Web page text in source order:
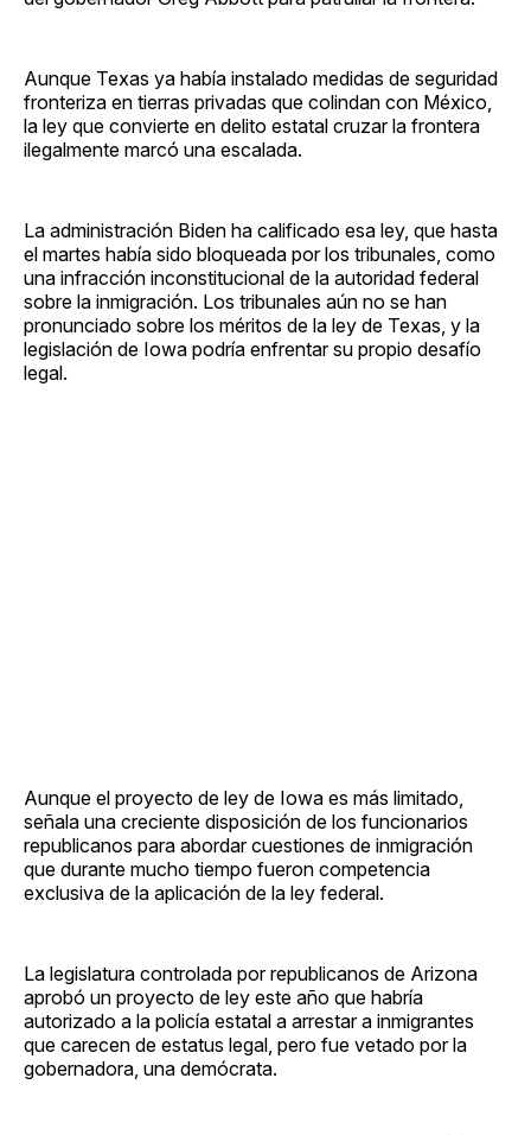
Aunque Texas ya había instalado medidas de seguridad
fronteriza en tierras privadas que colindan con México,
la ley que convierte en delito estatal cruzar la frontera
ilegalmente marcó una escalada.
La administración Biden ha calificado esa ley, que hasta
el martes había sido bloqueada por los tribunales, como
una infracción inconstitucional de la autoridad federal
sobre la inmigración. Los tribunales aún no se han
pronunciado sobre los méritos de la ley de Texas, y la
legislación de Iowa podría enfrentar su propio desafío
legal.
Aunque el proyecto de ley de Iowa es más limitado,
señala una creciente disposición de los funcionarios
republicanos para abordar cuestiones de inmigración
que durante mucho tiempo fueron competencia
exclusiva de la aplicación de la ley federal.
La legislatura controlada por republicanos de Arizona
aprobó un proyecto de ley este año que habría
autorizado a la policía estatal a arrestar a inmigrantes
que carecen de estatus legal, pero fue vetado por la
gobernadora, una demócrata.